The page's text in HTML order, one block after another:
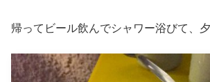
帰ってビール飲んでシャワー浴びて、夕